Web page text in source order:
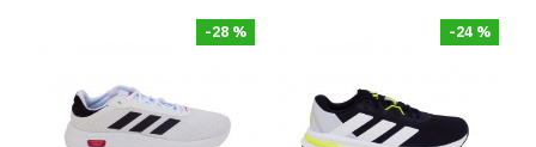
-28 % -24 %